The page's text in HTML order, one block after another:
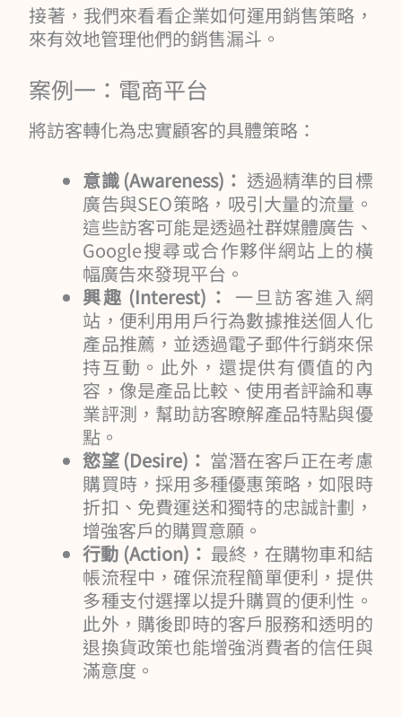
接著，我們來看看企業如何運用銷售策略，
來有效地管理他們的銷售漏斗。
案例一：電商平台
將訪客轉化為忠實顧客的具體策略：
意識 (Awareness)： 透過精準的目標
廣告與SEO策略，吸引大量的流量。
這些訪客可能是透過社群媒體廣告、
Google搜尋或合作夥伴網站上的橫
幅廣告來發現平台。
興趣 (Interest)： 一旦訪客進入網
站，便利用用戶行為數據推送個人化
產品推薦，並透過電子郵件行銷來保
持互動。此外，還提供有價值的內
容，像是產品比較、使用者評論和專
業評測，幫助訪客瞭解產品特點與優
點。
慾望 (Desire)： 當潛在客戶正在考慮
購買時，採用多種優惠策略，如限時
折扣、免費運送和獨特的忠誠計劃，
增強客戶的購買意願。
行動 (Action)： 最終，在購物車和結
帳流程中，確保流程簡單便利，提供
多種支付選擇以提升購買的便利性。
此外，購後即時的客戶服務和透明的
退換貨政策也能增強消費者的信任與
滿意度。